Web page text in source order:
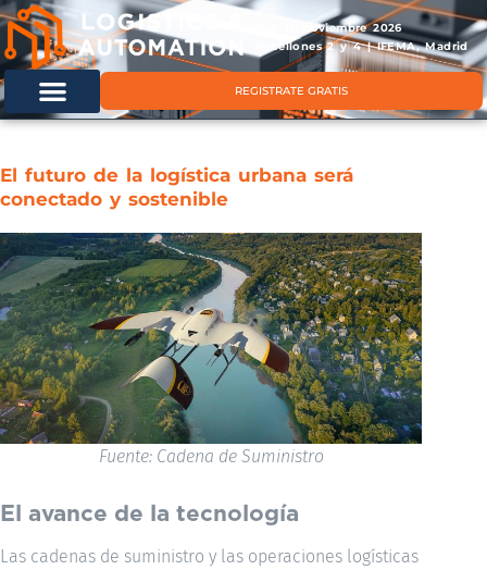
11 & 12 noviembre 2026
Pabellones 2 y 4 | IFEMA, Madrid
REGISTRATE GRATIS
El futuro de la logística urbana será
conectado y sostenible
Fuente: Cadena de Suministro
El avance de la tecnología
Las cadenas de suministro y las operaciones logísticas